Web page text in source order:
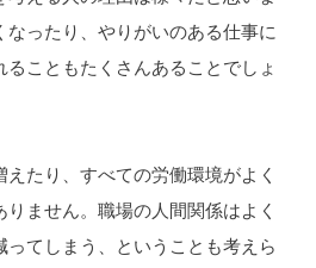
ったり、やりがいのある仕事に
こともたくさんあることでしょ
たり、すべての労働環境がよく
ません。職場の人間関係はよく
てしまう、ということも考えら